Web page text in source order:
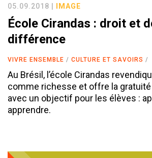
05.09.2018 | IMAGE
École Cirandas : droit et
différence
VIVRE ENSEMBLE CULTURE ET SAVOIRS
Au Brésil, l’école Cirandas
comme richesse et offre la
avec un objectif pour les élèves :
apprendre.